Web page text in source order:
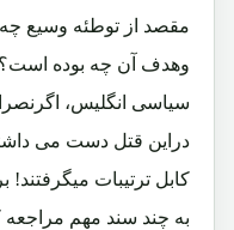
مقصد از توطئه وسیع
وهدف آن چه بوده است؟
سیاسی انگلیس،
دراین قتل دست می
کابل ترتیبات
به چند سند مهم مراجعه